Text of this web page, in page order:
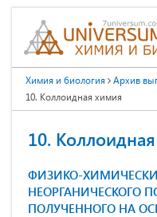
Химия и биология
Архив
10. Коллоидная химия
10.
ФИЗИКО-
НЕОРГАНИЧЕСКОГО
ПОЛУЧЕННОГО НА